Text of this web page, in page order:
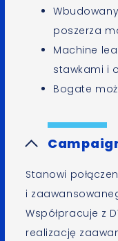
poszerza
Machine
stawkami i
Bogate
Stanowi
i
Współpracuje z
realizację